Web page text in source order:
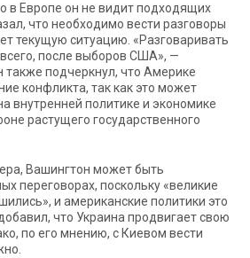
в Европе он не видит подходящих
что необходимо вести разговоры
текущую ситуацию. «Разговаривать
после выборов США», —
также подчеркнул, что Америке
конфликта, так как это может
внутренней политике и экономике
растущего государственного
Вашингтон может быть
переговорах, поскольку «великие
и американские политики это
что Украина продвигает свою
по его мнению, с Киевом вести